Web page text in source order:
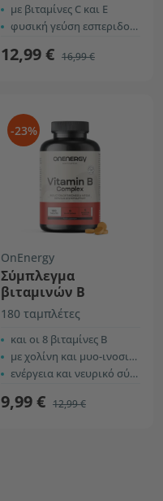
με βιταμίνες C και E
φυσική γεύση εσπεριδοειδών
12,99 € 16,99 €
-23%
OnEnergy
Σύμπλεγμα
βιταμινών Β
180 ταμπλέτες
και οι 8 βιταμίνες Β
με χολίνη και μυο-ινοσιτόλη
ενέργεια και νευρικό σύστημα
9,99 € 12,99 €